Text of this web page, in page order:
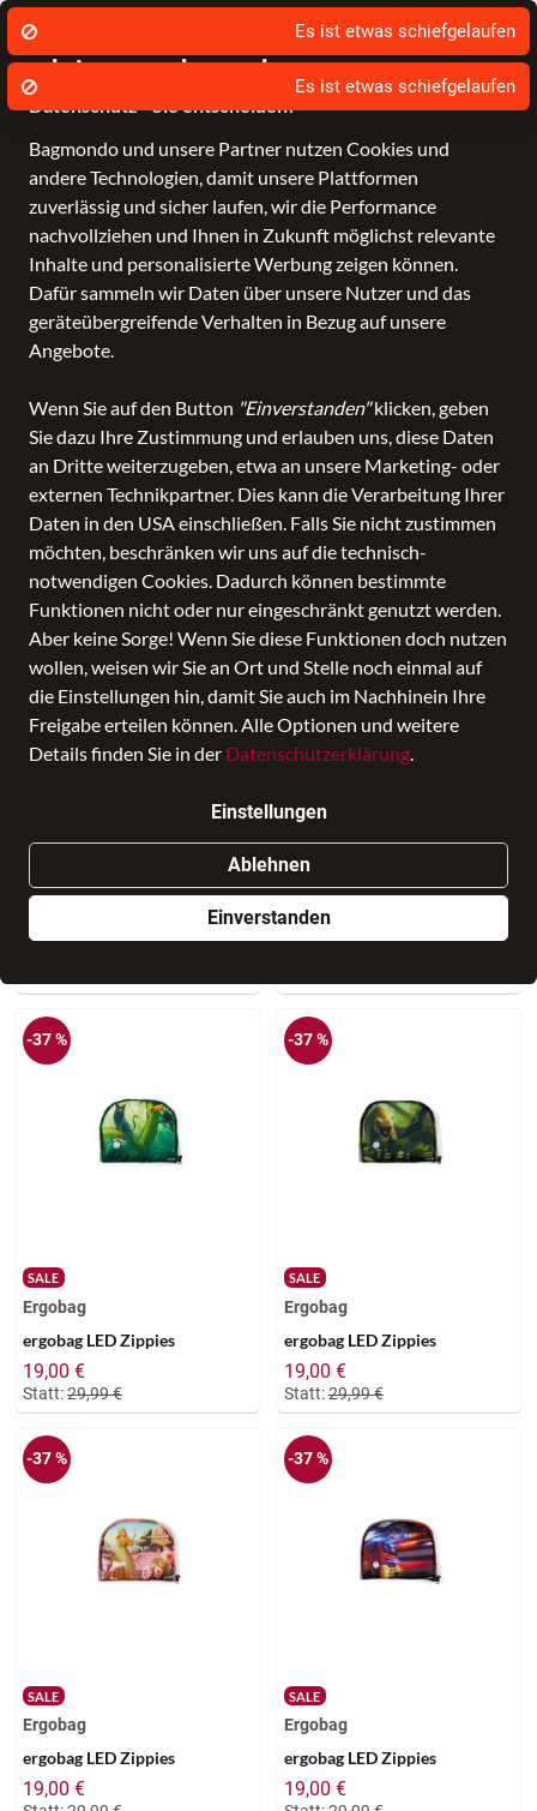
Wir nutzen Cookies um unsere Dienste zu
erbringen und zu verbessern.
Datenschutz - Sie entscheiden!
Bagmondo und unsere Partner nutzen Cookies und
andere Technologien, damit unsere Plattformen
zuverlässig und sicher laufen, wir die Performance
nachvollziehen und Ihnen in Zukunft möglichst relevante
Inhalte und personalisierte Werbung zeigen können.
Dafür sammeln wir Daten über unsere Nutzer und das
geräteübergreifende Verhalten in Bezug auf unsere
Angebote.
Wenn Sie auf den Button "Einverstanden"klicken, geben
Sie dazu Ihre Zustimmung und erlauben uns, diese Daten
an Dritte weiterzugeben, etwa an unsere Marketing- oder
externen Technikpartner. Dies kann die Verarbeitung Ihrer
Daten in den USA einschließen. Falls Sie nicht zustimmen
möchten, beschränken wir uns auf die technisch-
notwendigen Cookies. Dadurch können bestimmte
Funktionen nicht oder nur eingeschränkt genutzt werden.
Aber keine Sorge! Wenn Sie diese Funktionen doch nutzen
wollen, weisen wir Sie an Ort und Stelle noch einmal auf
die Einstellungen hin, damit Sie auch im Nachhinein Ihre
Freigabe erteilen können. Alle Optionen und weitere
Details finden Sie in der Datenschutzerklärung.
Einstellungen
Ablehnen
Einverstanden
Taschen Koffer- und Reisetaschen Rucksäcke Accessoires
alle Kategorien Kinder- und Schulartikel Schulzubehör
Schulzubehörin Lederwaren
Wischert
SALE Marken Altersgruppe Farbe
205 Produkte
Ergobag
-50 %
ergobag Zip Set Vollreflex
19,99 €
SALE
Ergobag
ergobag LED Zippies
19,00 €
Statt:29,99 €
-37 %
SALE
Ergobag
ergobag LED Zippies
19,00 €
Statt:29,99 €
-37 %
SALE
Ergobag
ergobag LED Zippies
19,00 €
-37 %
SALE
Ergobag
ergobag LED Zippies
19,00 €
-37 %